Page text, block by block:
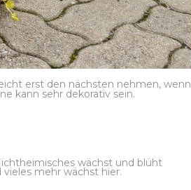
erst den nächsten nehmen, wenn
kann sehr dekorativ sein.
wächst und blüht
mehr wächst hier.